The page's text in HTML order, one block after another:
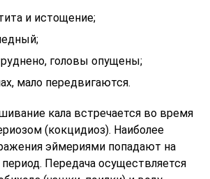
и истощение;
головы опущены;
мало передвигаются.
кала встречается во время
(кокцидиоз). Наиболее
эймериями попадают на
Передача осуществляется